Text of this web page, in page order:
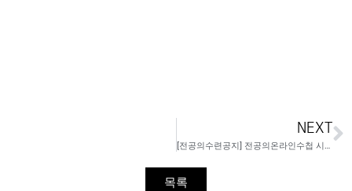
NEXT
목록